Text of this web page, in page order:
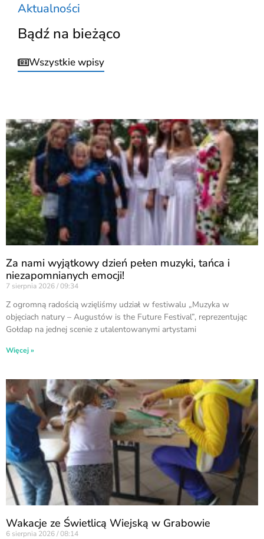
Aktualności
Bądź na bieżąco
Wszystkie wpisy
Za nami wyjątkowy dzień pełen muzyki, tańca i
niezapomnianych emocji!
7 sierpnia 2026 09:34
Z ogromną radością wzięliśmy udział w festiwalu „Muzyka w
objęciach natury – Augustów is the Future Festival”, reprezentując
Gołdap na jednej scenie z utalentowanymi artystami
Więcej »
Wakacje ze Świetlicą Wiejską w Grabowie
6 sierpnia 2026 08:14